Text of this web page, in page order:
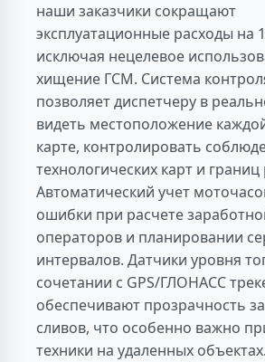
наши заказчики сокращают
эксплуатационные расходы на
исключая нецелевое
хищение ГСМ. Система
позволяет диспетчеру в
видеть местоположение
карте, контролировать
технологических карт и
Автоматический учет
ошибки при расчете
операторов и планировании
интервалов. Датчики уровня
сочетании с GPS/ГЛОНАСС
обеспечивают прозрачность
сливов, что особенно важно
техники на удаленных